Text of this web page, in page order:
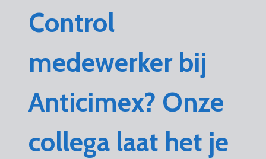
Control
medewerker bij
Anticimex? Onze
collega laat het je